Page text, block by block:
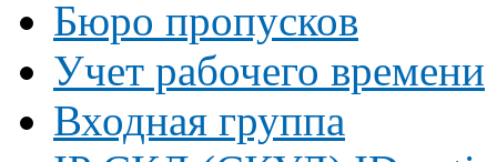
Бюро пропусков
Учет рабочего времени
Входная группа